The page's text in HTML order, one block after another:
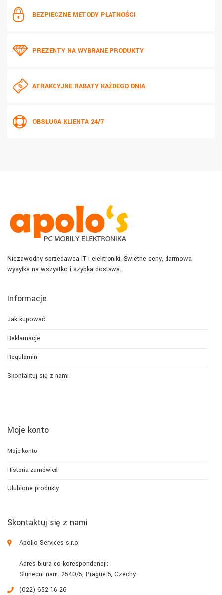
BEZPIECZNE METODY PŁATNOŚCI
PREZENTY NA WYBRANE PRODUKTY
ATRAKCYJNE RABATY KAŻDEGO DNIA
OBSŁUGA KLIENTA 24/7
Niezawodny sprzedawca IT i elektroniki. Świetne ceny, darmowa
wysyłka na wszystko i szybka dostawa.
Informacje
Jak kupować
Reklamacje
Regulamin
Skontaktuj się z nami
Moje konto
Moje konto
Historia zamówień
Ulubione produkty
Skontaktuj się z nami
Apollo Services s.r.o.
Adres biura do korespondencji:
Slunecni nam. 2540/5, Prague 5, Czechy
(022) 652 16 26